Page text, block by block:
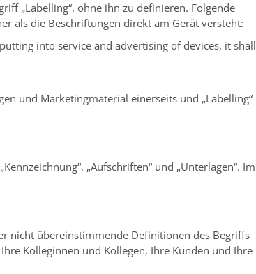
„Labelling“, ohne ihn zu definieren. Folgende
als die Beschriftungen direkt am Gerät versteht:
into service and advertising of devices, it shall
und Marketingmaterial einerseits und „Labelling“
„Aufschriften“ und „Unterlagen“. Im
nicht übereinstimmende Definitionen des Begriffs
Kolleginnen und Kollegen, Ihre Kunden und Ihre